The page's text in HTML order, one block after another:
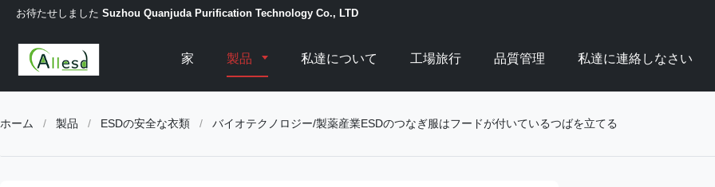
お待たせしました Suzhou Quanjuda Purification Technology Co., LTD
家 製品 私達について 工場旅行 品質管理 私達に連絡しなさい
ホーム / 製品 / ESDの安全な衣類 / バイオテクノロジー/製薬産業ESDのつなぎ服はフードが付いているつばを立てる